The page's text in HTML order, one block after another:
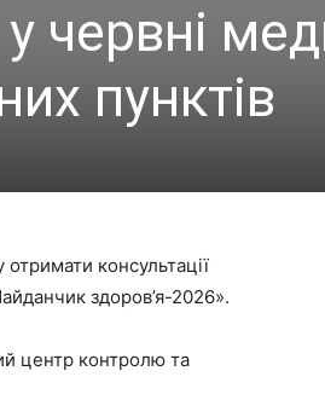
червні
пунктів
консультації
здоров’я-2026».
центр контролю та